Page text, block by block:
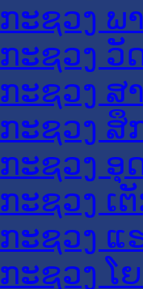
ກະຊວງ ພ
ກະຊວງ ວັ
ກະຊວງ ສ
ກະຊວງ ສຶ
ກະຊວງ ອຸ
ກະຊວງ ເ
ກະຊວງ ແ
ກະຊວງ ໂ